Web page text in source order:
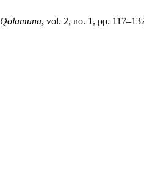
Qolamuna, vol. 2, no. 1, pp.